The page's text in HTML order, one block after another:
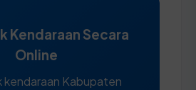
Kendaraan Secara
Online
kendaraan Kabupaten